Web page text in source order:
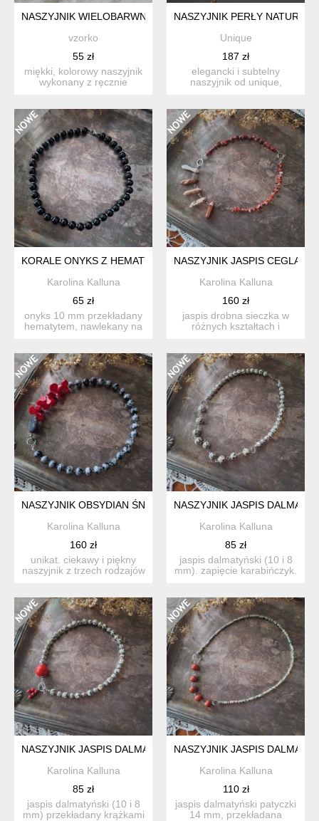
NASZYJNIK WIELOBARWNY. SPIRALA
vzorko
55 zł
miękki, kolorowy naszyjnik
wykonany z ręcznie
NASZYJNIK PERŁY
Unique
187 zł
elegancki i subtelny
naszyjnik od unique,
KORALE ONYKS Z HEMATYTEM
Karolina Kalluna
65 zł
onyks 10 mm przekładany
hematytem, nawlekany na
NASZYJNIK JASPIS CEGLASTY
Karolina Kalluna
160 zł
jaspis drobna sieczka w
różnych kształtach i
NASZYJNIK OBSYDIAN ŚNIEŻNY KORAL I LAWA
Karolina Kalluna
160 zł
unikat. ciekawy i piękny
naszyjnik z trzech rodzajów
NASZYJNIK JASPIS
Karolina Kalluna
85 zł
jaspis dalmatyński (10 i 8
mm). zapięcie karabińczyk.
NASZYJNIK JASPIS DALMATYŃSKI I HOWLIT
Karolina Kalluna
85 zł
jaspis dalmatyński (10 i 8
mm) przekładany krążkami
NASZYJNIK JASPIS
Karolina Kalluna
110 zł
jaspis dalmatyński patyczki
14 mm, przekładana